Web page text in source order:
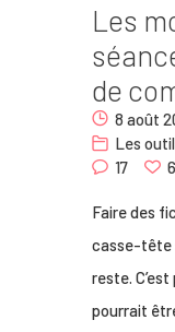
La communauté
Contact
Les
de
8 août
Les
17
6
Faire des
casse-tête
reste.
pourrait